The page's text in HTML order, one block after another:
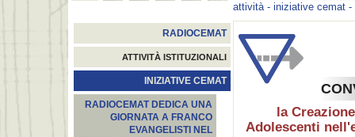
attività- iniziative cemat -
RADIOCEMAT
ATTIVITÀ ISTITUZIONALI
INIZIATIVE CEMAT
RADIOCEMAT DEDICA UNA
GIORNATA A FRANCO
EVANGELISTI NEL
la
Adolescenti